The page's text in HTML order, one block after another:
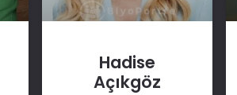
Hadise
Açıkgöz